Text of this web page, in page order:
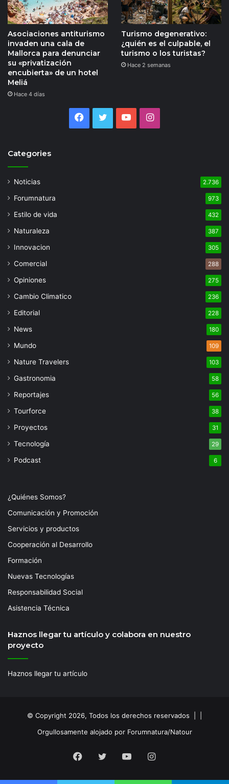
Asociaciones antiturismo
invaden una cala de
Mallorca para denunciar
su «privatización
encubierta» de un hotel
Meliá
Hace 4 días
Turismo degenerativo:
¿quién es el culpable, el
turismo o los turistas?
Hace 2 semanas
Facebook
TwitterYouTubeInstagram
Categories
Noticias 2.736
Forumnatura 973
Estilo de vida 432
Naturaleza 387
Innovacion 305
Comercial 288
Opiniones 275
Cambio Climatico 236
Editorial 228
News 180
Mundo 109
Nature Travelers 103
Gastronomia 58
Reportajes 56
Tourforce 38
Proyectos 31
Tecnología 29
Podcast 6
¿Quiénes Somos?
Comunicación y Promoción
Servicios y productos
Cooperación al Desarrollo
Formación
Nuevas Tecnologías
Responsabilidad Social
Asistencia Técnica
Haznos llegar tu artículo y colabora en nuestro
proyecto
Haznos llegar tu artículo
© Copyright 2026, Todos los derechos reservados | |
Orgullosamente alojado por Forumnatura/Natour
Facebook
TwitterYouTubeInstagram